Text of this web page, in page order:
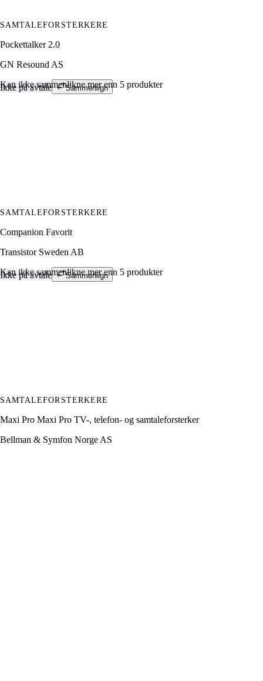
SAMTALEFORSTERKERE
Pockettalker 2.0
GN Resound AS
Ikke på avtale Sammenlign
Kan ikke sammenlikne mer enn 5 produkter
SAMTALEFORSTERKERE
Companion Favorit
Transistor Sweden AB
Ikke på avtale Sammenlign
Kan ikke sammenlikne mer enn 5 produkter
SAMTALEFORSTERKERE
Maxi Pro Maxi Pro TV-, telefon- og samtaleforsterker
Bellman & Symfon Norge AS